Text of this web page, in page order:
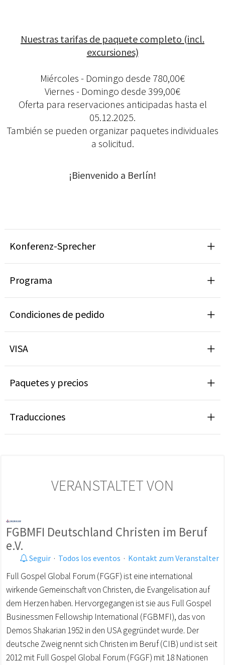
Nuestras tarifas de paquete completo (incl.
excursiones)
Miércoles - Domingo desde 780,00€
Viernes - Domingo desde 399,00€
Oferta para reservaciones anticipadas hasta el
05.12.2025.
También se pueden organizar paquetes individuales
a solicitud.
¡Bienvenido a Berlín!
Konferenz-Sprecher
Programa
Condiciones de pedido
VISA
Paquetes y precios
Traducciones
VERANSTALTET VON
FGBMFI Deutschland Christen im Beruf
e.V.
Seguir · Todos los eventos · Kontakt zum Veranstalter
Full Gospel Global Forum (FGGF) ist eine international
wirkende Gemeinschaft von Christen, die Evangelisation auf
dem Herzen haben. Hervorgegangen ist sie aus Full Gospel
Businessmen Fellowship International (FGBMFI), das von
Demos Shakarian 1952 in den USA gegründet wurde. Der
deutsche Zweig nennt sich Christen im Beruf (CIB) und ist seit
2012 mit Full Gospel Global Forum (FGGF) mit 18 Nationen